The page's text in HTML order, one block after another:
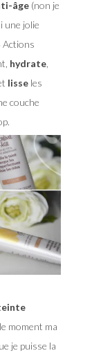
âge(non je
une jolie
hydrate,
lisseles
couche
moment ma
je puisse la